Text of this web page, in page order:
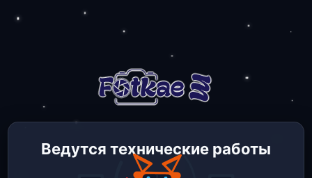
Ведутся технические работы